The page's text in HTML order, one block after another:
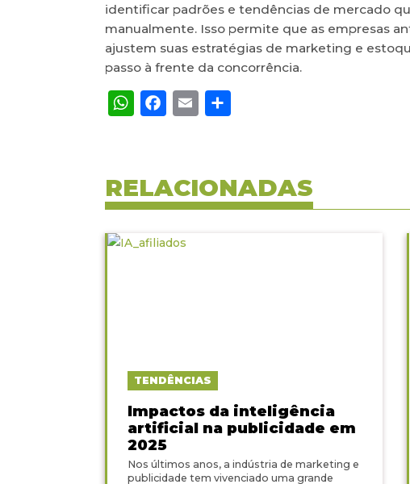
identificar padrões e tendências de mercado
manualmente. Isso permite que as empresas
ajustem suas estratégias de marketing e
passo à frente da concorrência.
WhatsApp
Facebook
EmailShare
RELACIONADAS
TENDÊNCIAS
Impactos da inteligência
artificial na publicidade em
2025
Nos últimos anos, a indústria de marketing e
publicidade tem vivenciado uma grande